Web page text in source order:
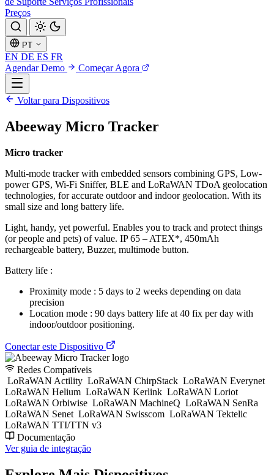
Preços
PT
EN DE ES FR
Agendar Demo
Começar Agora
Voltar para Dispositivos
Abeeway Micro Tracker
Micro tracker
Multi-mode tracker with embedded sensors combining GPS, Low-
power GPS, Wi-Fi Sniffer, BLE and LoRaWAN TDoA geolocation
technologies, for accurate outdoor and indoor geolocation. With its
small size and long battery life.
Light, handy, yet powerful. Enables you to track and protect things
(or people and pets) of value. IP 65 – ATEX*, 450mAh
rechargeable battery, Buzzer, multimode button.
Battery life :
Proximity mode : 5 days to 2 weeks depending on data
precision
Location mode : 90 days battery life at 40 fix per day with
indoor/outdoor positioning.
Conectar este Dispositivo
Redes Compatíveis
LoRaWAN Actility LoRaWAN ChirpStack LoRaWAN Everynet
LoRaWAN Helium LoRaWAN Kerlink LoRaWAN Loriot
LoRaWAN Orbiwise LoRaWAN MachineQ LoRaWAN SenRa
LoRaWAN Senet LoRaWAN Swisscom LoRaWAN Tektelic
LoRaWAN TTI/TTN v3
Documentação
Ver guia de integração